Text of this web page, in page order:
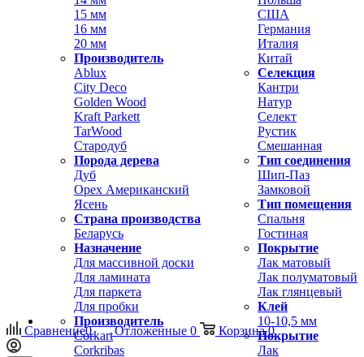
15 мм
16 мм
20 мм
Производитель
Ablux
City Deco
Golden Wood
Kraft Parkett
TarWood
Стародуб
Порода дерева
Дуб
Орех Американский
Ясень
Страна производства
Беларусь
США
Германия
Италия
Китай
Селекция
Кантри
Натур
Селект
Рустик
Смешанная
Тип соединения
Шип-Паз
Замковой
Тип помещения
Спальня
Гостиная
Назначение
Для массивной доски
Для ламината
Для паркета
Для пробки
Покрытие
Лак матовый
Лак полуматовый
Лак глянцевый
Клей
Производитель
Corkart
Corkribas
10-10,5 мм
Покрытие
Лак
Сравнение0 Отложенные 0 Корзина 0